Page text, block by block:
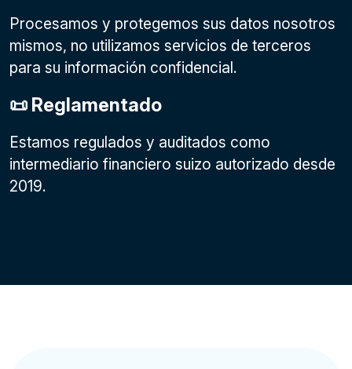
Procesamos y protegemos sus datos nosotros
mismos, no utilizamos servicios de terceros
para su información confidencial.
📜 Reglamentado
Estamos regulados y auditados como
intermediario financiero suizo autorizado desde
2019.